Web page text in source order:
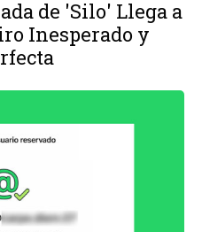
de 'Silo' Llega a
Inesperado y